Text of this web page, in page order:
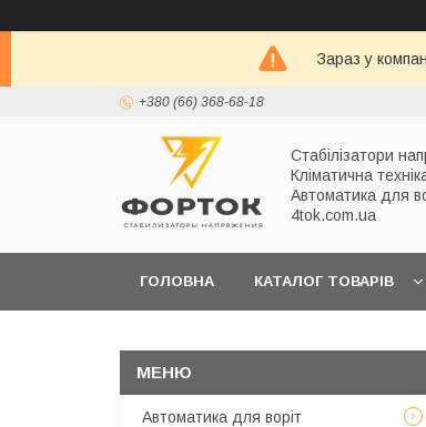
Зараз у
+380 (66) 368-68-18
Стабілізатори
Кліматична
Автоматика для
4tok.com.ua
ГОЛОВНА КАТАЛОГ ТОВАРІВ
Автоматика для воріт